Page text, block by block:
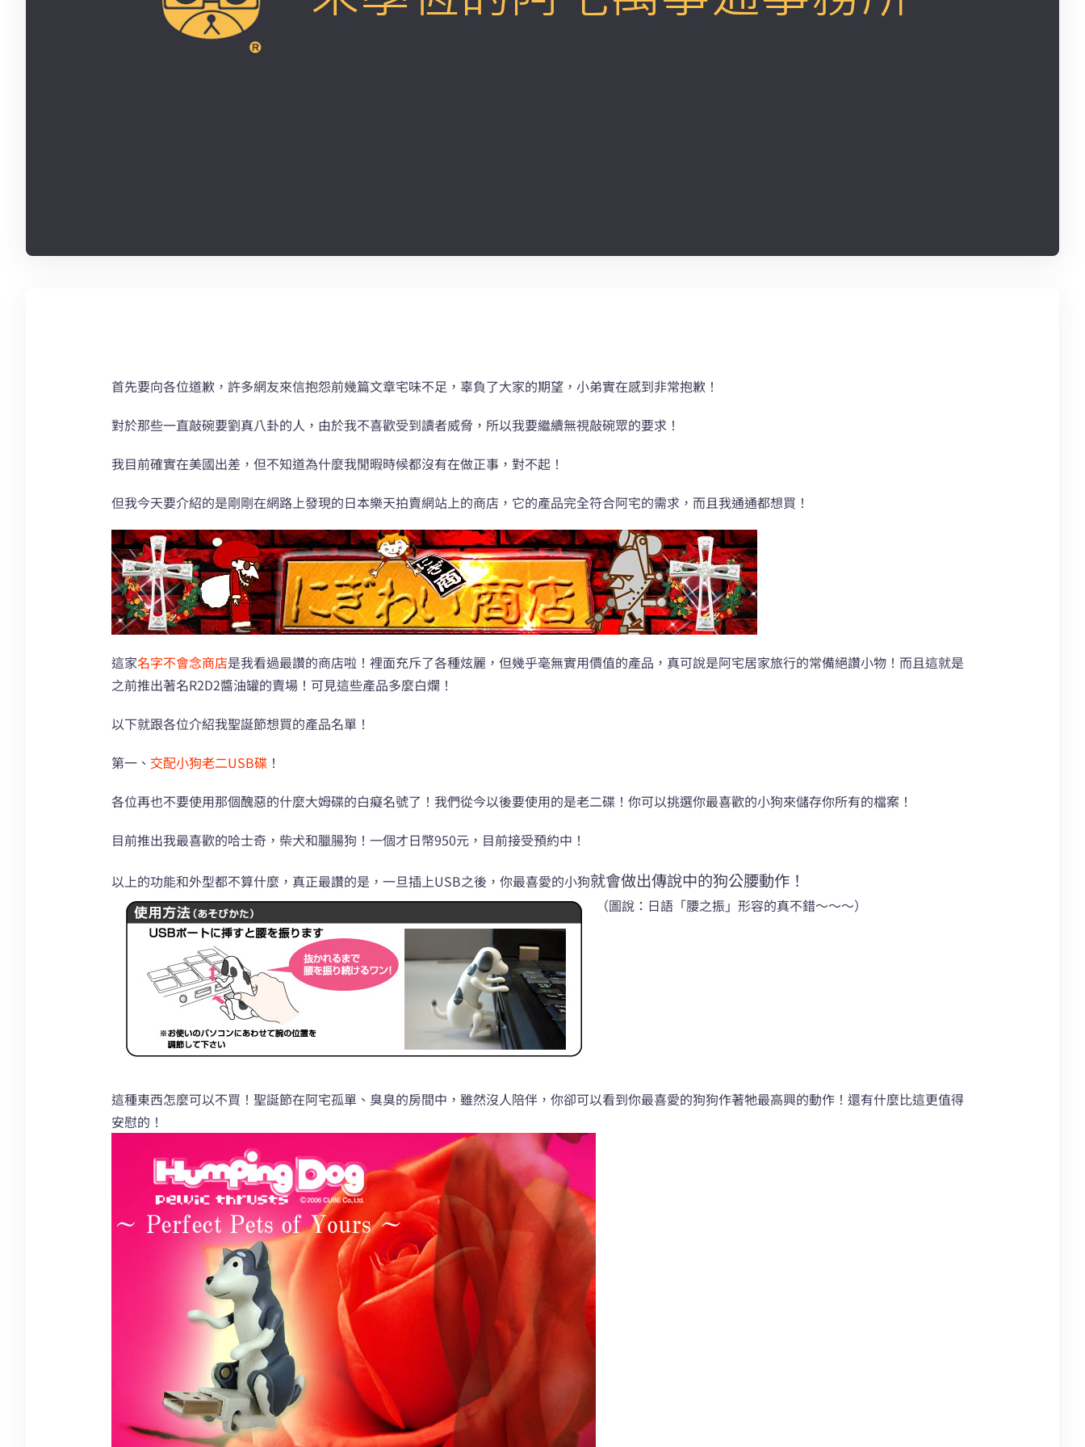
首先要向各位道歉，許多網友來信抱怨前幾篇文章宅味不足，辜負了大家的期望，小弟實在感到非常抱歉！
對於那些一直敲碗要劉真八卦的人，由於我不喜歡受到讀者威脅，所以我要繼續無視敲碗眾的要求！
我目前確實在美國出差，但不知道為什麼我閒暇時候都沒有在做正事，對不起！
但我今天要介紹的是剛剛在網路上發現的日本樂天拍賣網站上的商店，它的產品完全符合阿宅的需求，而且我通通都想買！
這家名字不會念商店是我看過最讚的商店啦！裡面充斥了各種炫麗，但幾乎毫無實用價值的產品，真可說是阿宅居家旅行的常備絕讚小物！而且這就是
之前推出著名R2D2醬油罐的賣場！可見這些產品多麼白爛！
以下就跟各位介紹我聖誕節想買的產品名單！
第一、 交配小狗老二USB碟 ！
各位再也不要使用那個醜惡的什麼大姆碟的白癡名號了！我們從今以後要使用的是老二碟！你可以挑選你最喜歡的小狗來儲存你所有的檔案！
目前推出我最喜歡的哈士奇，柴犬和臘腸狗！一個才日幣950元，目前接受預約中！
以上的功能和外型都不算什麼，真正最讚的是，一旦插上USB之後，你最喜愛的小狗就會做出傳說中的狗公腰動作！
（圖說：日語「腰之振」形容的真不錯～～～）
這種東西怎麼可以不買！聖誕節在阿宅孤單、臭臭的房間中，雖然沒人陪伴，你卻可以看到你最喜愛的狗狗作著牠最高興的動作！還有什麼比這更值得
安慰的！